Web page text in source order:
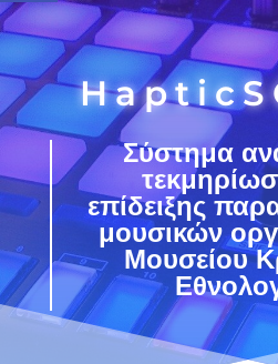
Σύστημα
επίδειξης
μουσικών
Μουσείου